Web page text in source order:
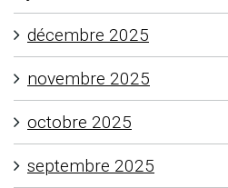
décembre 2025
novembre 2025
octobre 2025
septembre 2025